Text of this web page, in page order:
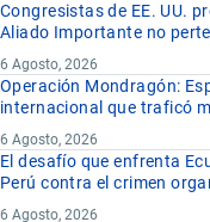
Congresistas de EE. UU.
Aliado Importante no
6 Agosto, 2026
Operación Mondragón:
internacional que traficó
6 Agosto, 2026
El desafío que enfrenta
Perú contra el crimen
6 Agosto, 2026